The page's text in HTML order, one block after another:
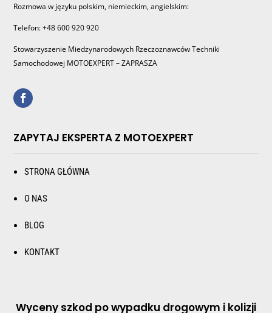
Rozmowa w języku polskim, niemieckim, angielskim:
Telefon: +48 600 920 920
Stowarzyszenie Miedzynarodowych Rzeczoznawców Techniki
Samochodowej MOTOEXPERT – ZAPRASZA
ZAPYTAJ EKSPERTA Z MOTOEXPERT
STRONA GŁÓWNA
O NAS
BLOG
KONTAKT
Wyceny szkod po wypadku drogowym i kolizji